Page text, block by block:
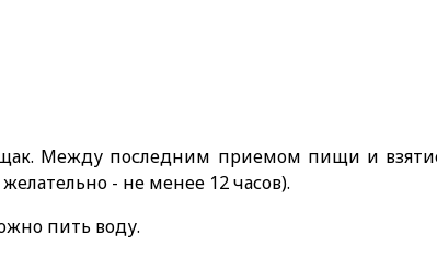
Между последним приемом пищи и
- не менее 12 часов).
пить воду.